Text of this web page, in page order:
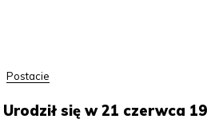
Postacie
Urodził się w 21 czerwca